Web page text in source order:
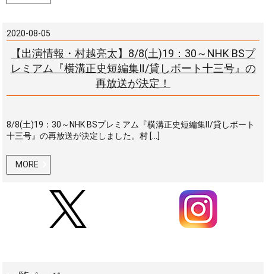
2020-08-05
【出演情報・村越亮太】8/8(土)19：30～NHK BSプ
レミアム『横溝正史短編集Ⅱ/貸しボート十三号』の
再放送が決定！
8/8(土)19：30～NHK BSプレミアム『横溝正史短編集Ⅱ/貸しボート
十三号』の再放送が決定しました。村 […]
MORE